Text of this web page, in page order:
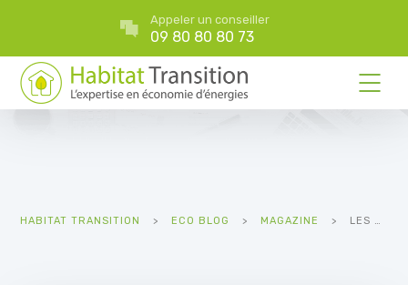
Appeler un conseiller
09 80 80 80 73
HABITAT TRANSITION > ECO BLOG > MAGAZINE > LES AIDES POUR CHANGER DE CHAUDIERE